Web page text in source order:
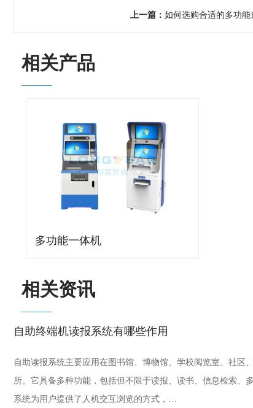
上一篇： 如何选购合适的多功能
相关产品
多功能一体机
相关资讯
自助终端机读报系统有哪些作用
自助读报系统主要应用在图书馆、博物馆、学校阅览室、社区
所。它具备多种功能，包括但不限于读报、读书、信息检索、
系统为用户提供了人机交互浏览的方式，…